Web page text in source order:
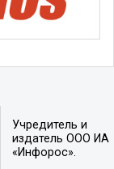
Учредитель и
издатель ООО ИА
«Инфорос».